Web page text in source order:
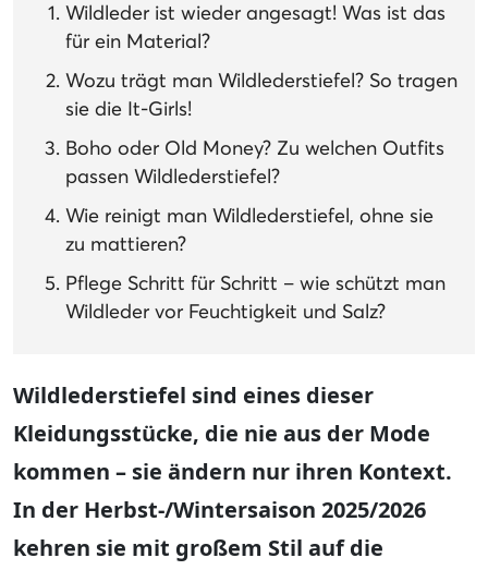
Wildleder ist wieder angesagt! Was ist das
für ein Material?
Wozu trägt man Wildlederstiefel? So tragen
sie die It-Girls!
Boho oder Old Money? Zu welchen Outfits
passen Wildlederstiefel?
Wie reinigt man Wildlederstiefel, ohne sie
zu mattieren?
Pflege Schritt für Schritt – wie schützt man
Wildleder vor Feuchtigkeit und Salz?
Wildlederstiefel sind eines dieser
Kleidungsstücke, die nie aus der Mode
kommen – sie ändern nur ihren Kontext.
In der Herbst-/Wintersaison 2025/2026
kehren sie mit großem Stil auf die